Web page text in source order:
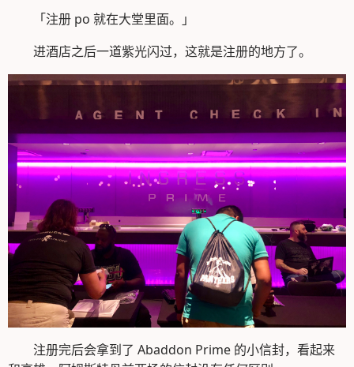
「注册 po 就在大堂里面。」
进酒店之后一道紫光闪过，这就是注册的地方了。
注册完后会拿到了 Abaddon Prime 的小信封，看起来